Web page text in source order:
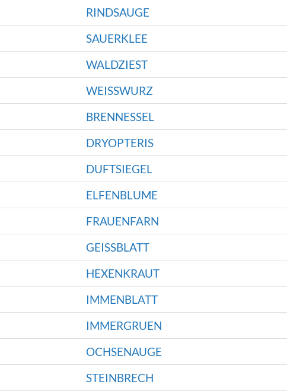
RINDSAUGE
SAUERKLEE
WALDZIEST
WEISSWURZ
BRENNESSEL
DRYOPTERIS
DUFTSIEGEL
ELFENBLUME
FRAUENFARN
GEISSBLATT
HEXENKRAUT
IMMENBLATT
IMMERGRUEN
OCHSENAUGE
STEINBRECH